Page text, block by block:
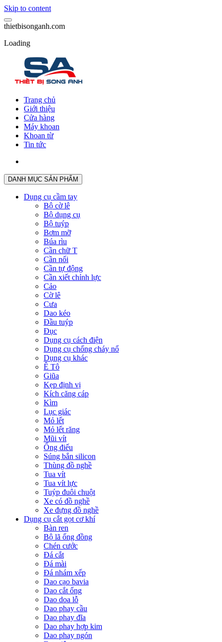
Skip to content
thietbisonganh.com
Loading
Trang chủ
Giới thiệu
Cửa hàng
Máy khoan
Khoan từ
Tin tức
DANH MỤC SẢN PHẨM
Dụng cụ cầm tay
Bộ cờ lê
Bộ dụng cụ
Bộ tuýp
Bơm mỡ
Búa rìu
Cần chữ T
Cần nối
Cần tự động
Cần xiết chỉnh lực
Cảo
Cờ lê
Cưa
Dao kéo
Đầu tuýp
Đục
Dụng cụ cách điện
Dụng cụ chống cháy nổ
Dụng cụ khác
Ê Tô
Giũa
Kẹp định vị
Kích căng cáp
Kìm
Lục giác
Mỏ lết
Mỏ lết răng
Mũi vít
Ống điếu
Súng bắn silicon
Thùng đồ nghề
Tua vít
Tua vít lực
Tuýp đuôi chuột
Xe có đồ nghề
Xe đựng đồ nghề
Dụng cụ cắt gọt cơ khí
Bàn ren
Bộ lã ống đồng
Chén cước
Đá cắt
Đá mài
Đá nhám xếp
Dao cạo bavia
Dao cắt ống
Dao doa lỗ
Dao phay cầu
Dao phay đĩa
Dao phay hợp kim
Dao phay ngón